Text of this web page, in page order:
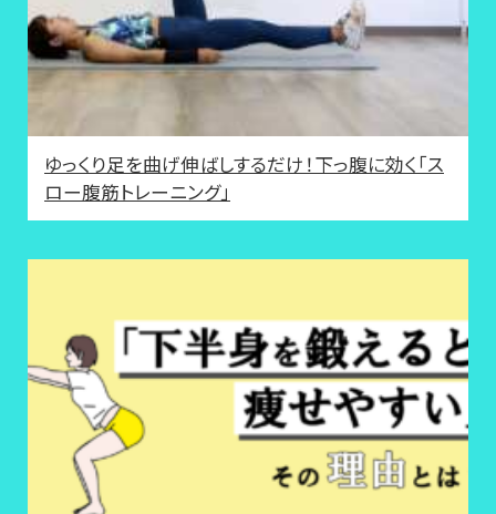
ゆっくり足を曲げ伸ばしするだけ！下っ腹に効く「ス
ロー腹筋トレーニング」